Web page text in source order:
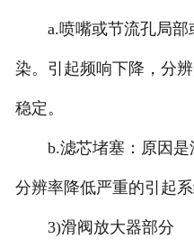
a.喷嘴或节流孔局部
染。引起频响下降，分
稳定。
b.滤芯堵塞：原因是
分辨率降低严重的引起系
3)滑阀放大器部分